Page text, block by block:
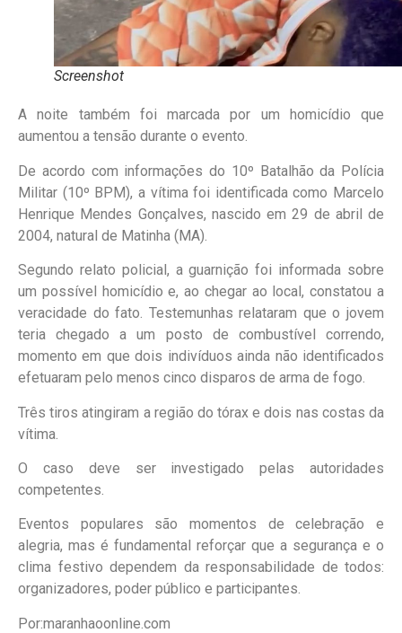
Screenshot
A noite também foi marcada por um homicídio que
aumentou a tensão durante o evento.
De acordo com informações do 10º Batalhão da Polícia
Militar (10º BPM), a vítima foi identificada como Marcelo
Henrique Mendes Gonçalves, nascido em 29 de abril de
2004, natural de Matinha (MA).
Segundo relato policial, a guarnição foi informada sobre
um possível homicídio e, ao chegar ao local, constatou a
veracidade do fato. Testemunhas relataram que o jovem
teria chegado a um posto de combustível correndo,
momento em que dois indivíduos ainda não identificados
efetuaram pelo menos cinco disparos de arma de fogo.
Três tiros atingiram a região do tórax e dois nas costas da
vítima.
O caso deve ser investigado pelas autoridades
competentes.
Eventos populares são momentos de celebração e
alegria, mas é fundamental reforçar que a segurança e o
clima festivo dependem da responsabilidade de todos:
organizadores, poder público e participantes.
Por:maranhaoonline.com